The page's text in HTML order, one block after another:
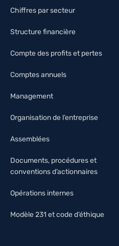
Chiffres par secteur
Structure financière
Compte des profits et pertes
Comptes annuels
Management
Organisation de l’entreprise
Assemblées
Documents, procédures et
conventions d’actionnaires
Opérations internes
Modèle 231 et code d’éthique